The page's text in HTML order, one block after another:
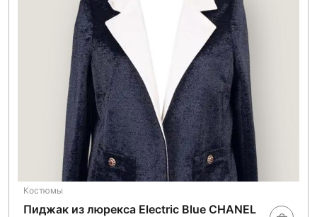
Костюмы
Пиджак из люрекса Electric Blue CHANEL